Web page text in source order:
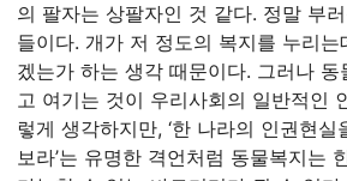
의 팔자는 상팔자인 것 같다. 정말 부
들이다. 개가 저 정도의 복지를 누리
겠는가 하는 생각 때문이다. 그러나
고 여기는 것이 우리사회의 일반적인
렇게 생각하지만, ‘한 나라의 인권현
보라’는 유명한 격언처럼 동물복지는